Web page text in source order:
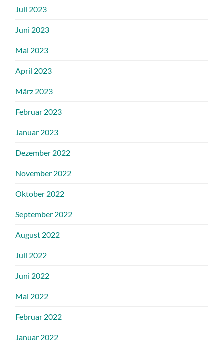
Juli 2023
Juni 2023
Mai 2023
April 2023
März 2023
Februar 2023
Januar 2023
Dezember 2022
November 2022
Oktober 2022
September 2022
August 2022
Juli 2022
Juni 2022
Mai 2022
Februar 2022
Januar 2022